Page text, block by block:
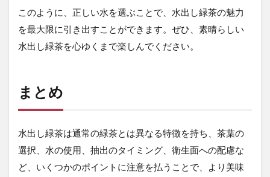
このように、正しい水を選ぶことで、水出し緑茶の魅力
を最大限に引き出すことができます。ぜひ、素晴らしい
水出し緑茶を心ゆくまで楽しんでください。
まとめ
水出し緑茶は通常の緑茶とは異なる特徴を持ち、茶葉の
選択、水の使用、抽出のタイミング、衛生面への配慮な
ど、いくつかのポイントに注意を払うことで、より美味